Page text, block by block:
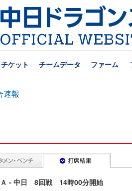
チケット チームデータ ファーム
速報
- 中日 8回戦 14時00分開始